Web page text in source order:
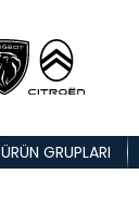
ÜRÜN GRUPLARI